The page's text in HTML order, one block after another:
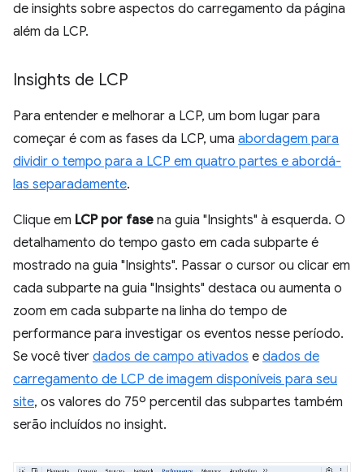
de insights sobre aspectos do carregamento da página
além da LCP.
Insights de LCP
Para entender e melhorar a LCP, um bom lugar para
começar é com as fases da LCP, uma abordagem para
dividir o tempo para a LCP em quatro partes e abordá-
las separadamente.
Clique em LCP por fase na guia "Insights" à esquerda. O
detalhamento do tempo gasto em cada subparte é
mostrado na guia "Insights". Passar o cursor ou clicar em
cada subparte na guia "Insights" destaca ou aumenta o
zoom em cada subparte na linha do tempo de
performance para investigar os eventos nesse período.
Se você tiver dados de campo ativados e dados de
carregamento de LCP de imagem disponíveis para seu
site, os valores do 75º percentil das subpartes também
serão incluídos no insight.